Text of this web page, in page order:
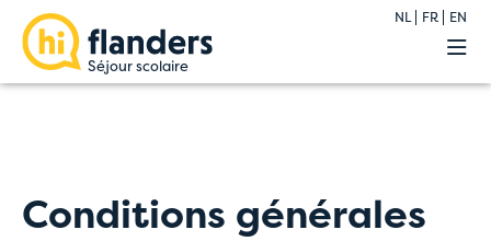
NL FR EN
Contact
Conditions générales